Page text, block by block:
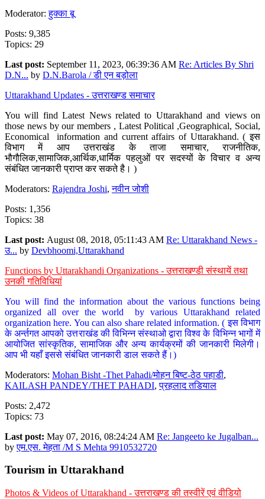
Moderator:हुक्का बू
Posts: 9,385
Topics: 29
Last post: September 11, 2023, 06:39:36 AM Re: Articles By Shri
D.N... by D.N.Barola / डी एन बड़ोला
Uttarakhand Updates - उत्तराखण्ड समाचार
You will find Latest News related to Uttarakhand and views on
those news by our members , Latest Political ,Geographical, Social,
Economical information and current affairs of Uttarakhand. ( इस
विभाग में आप उत्तराखंड के ताजा समाचार, राजनीतिक,
भौगौलिक,सामाजिक,आर्थिक,धार्मिक पहलुओं पर सदस्यों के विचार व अन्य
संबंधित जानकारी प्राप्त कर सकते है। )
Moderators: Rajendra Joshi,नवीन जोशी
Posts: 1,356
Topics: 38
Last post: August 08, 2018, 05:11:43 AM Re: Uttarakhand News -
उ... by Devbhoomi,Uttarakhand
Functions by Uttarakhandi Organizations - उत्तराखण्डी संस्थायें तथा
उनकी गतिविधियां
You will find the information about the various functions being
organized all over the world by various Uttarakhand related
organization here. You can also share related information. ( इस विभाग
के अर्न्तगत आपको उत्तराखंड की विभिन्न संस्थाओ द्वारा विश्व के विभिन्न भागों में
आयोजित सांस्कृतिक, सामाजिक और अन्य कार्यक्रमों की जानकारी मिलेगी।
आप भी यहाँ इससे संबंधित जानकारी डाल सकते हैं।)
Moderators: Mohan Bisht -Thet Pahadi/मोहन बिष्ट-ठेठ पहाडी,
KAILASH PANDEY/THET PAHADI,प्रहलाद तडियाल
Posts: 2,472
Topics: 73
Last post: May 07, 2016, 08:24:24 AM Re: Jangeeto ke Jugalban...
byएम.एस. मेहता /M S Mehta 9910532720
Tourism in Uttarakhand
Photos & Videos of Uttarakhand - उत्तराखण्ड की तस्वीरें एवं वीडियो